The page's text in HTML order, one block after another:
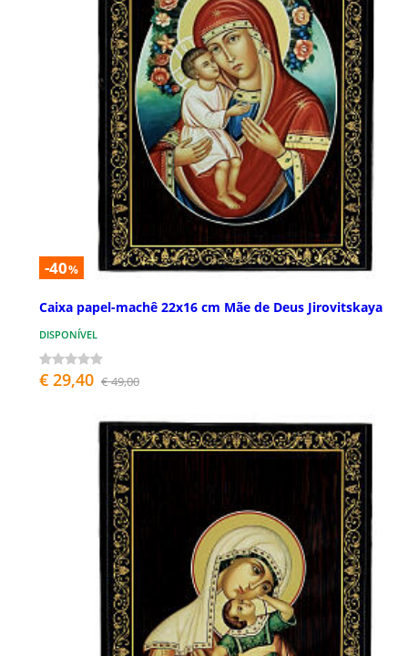
-40%
Caixa papel-machê 22x16 cm Mãe de Deus Jirovitskaya
DISPONÍVEL
€ 29,40 € 49,00